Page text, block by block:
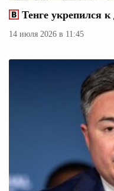
Тенге укрепился
14 июля 2026 в 11:45